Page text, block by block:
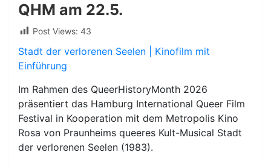
QHM am 22.5.
Post Views: 43
Stadt der verlorenen Seelen | Kinofilm mit
Einführung
Im Rahmen des QueerHistoryMonth 2026
präsentiert das Hamburg International Queer Film
Festival in Kooperation mit dem Metropolis Kino
Rosa von Praunheims queeres Kult-Musical Stadt
der verlorenen Seelen (1983).